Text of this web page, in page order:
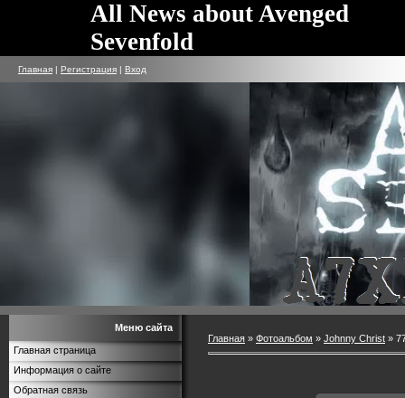
All News about Avenged
Sevenfold
Главная | Регистрация | Вход
Меню сайта
Главная страница
Информация о сайте
Обратная связь
Главная » Фотоальбом » Johnny Christ »